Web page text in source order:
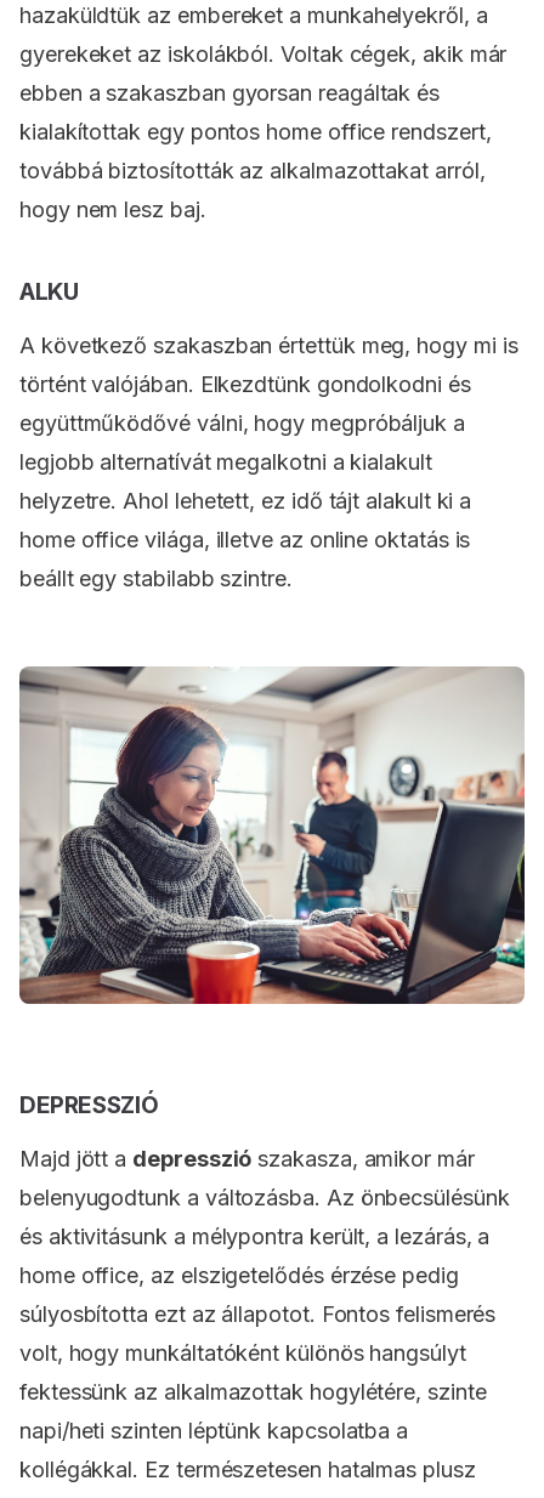
hazaküldtük az embereket a munkahelyekről, a
gyerekeket az iskolákból. Voltak cégek, akik már
ebben a szakaszban gyorsan reagáltak és
kialakítottak egy pontos home office rendszert,
továbbá biztosították az alkalmazottakat arról,
hogy nem lesz baj.
ALKU
A következő szakaszban értettük meg, hogy mi is
történt valójában. Elkezdtünk gondolkodni és
együttműködővé válni, hogy megpróbáljuk a
legjobb alternatívát megalkotni a kialakult
helyzetre. Ahol lehetett, ez idő tájt alakult ki a
home office világa, illetve az online oktatás is
beállt egy stabilabb szintre.
DEPRESSZIÓ
Majd jött a depresszió szakasza, amikor már
belenyugodtunk a változásba. Az önbecsülésünk
és aktivitásunk a mélypontra került, a lezárás, a
home office, az elszigetelődés érzése pedig
súlyosbította ezt az állapotot. Fontos felismerés
volt, hogy munkáltatóként különös hangsúlyt
fektessünk az alkalmazottak hogylétére, szinte
napi/heti szinten léptünk kapcsolatba a
kollégákkal. Ez természetesen hatalmas plusz